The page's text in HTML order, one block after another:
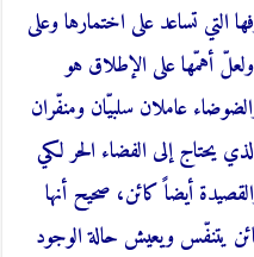
تساعد على اختمارها وعلى
أهمّها على الإطلاق هو
عاملان سلبيّان ومنفّران
الذي يحتاج إلى الفضاء الحر لكي
أيضاً كائن، صحيح أنها
يتنفّس ويعيش حالة الوجود